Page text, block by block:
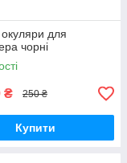
окуляри для
чорні
₴ 250 ₴
Купити